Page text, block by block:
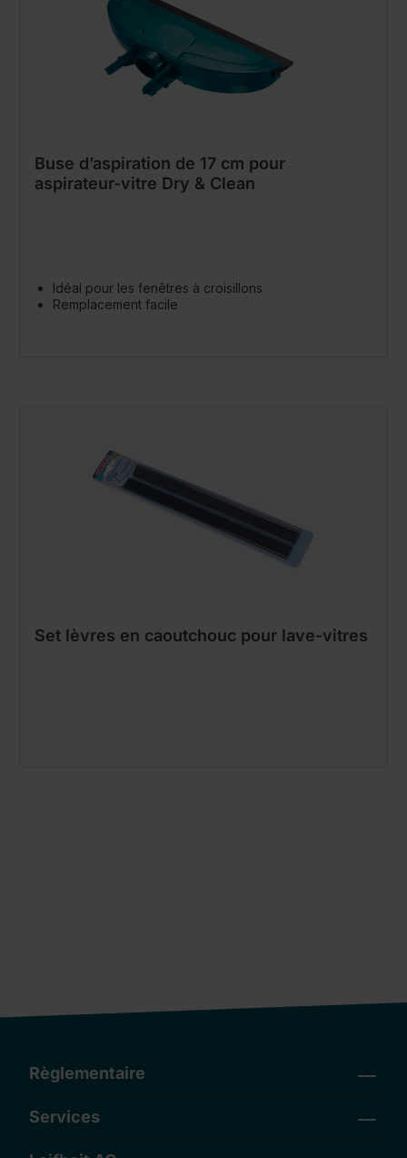
Buse d’aspiration de 17 cm pour
aspirateur-vitre Dry & Clean
Idéal pour les fenêtres à croisillons
Remplacement facile
Set lèvres en caoutchouc pour lave-vitres
Règlementaire
Services